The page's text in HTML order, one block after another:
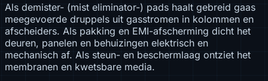
Als demister- (mist eliminator-) pads haalt gebreid gaas
meegevoerde druppels uit gasstromen in kolommen en
afscheiders. Als pakking en EMI-afscherming dicht het
deuren, panelen en behuizingen elektrisch en
mechanisch af. Als steun- en beschermlaag ontziet het
membranen en kwetsbare media.